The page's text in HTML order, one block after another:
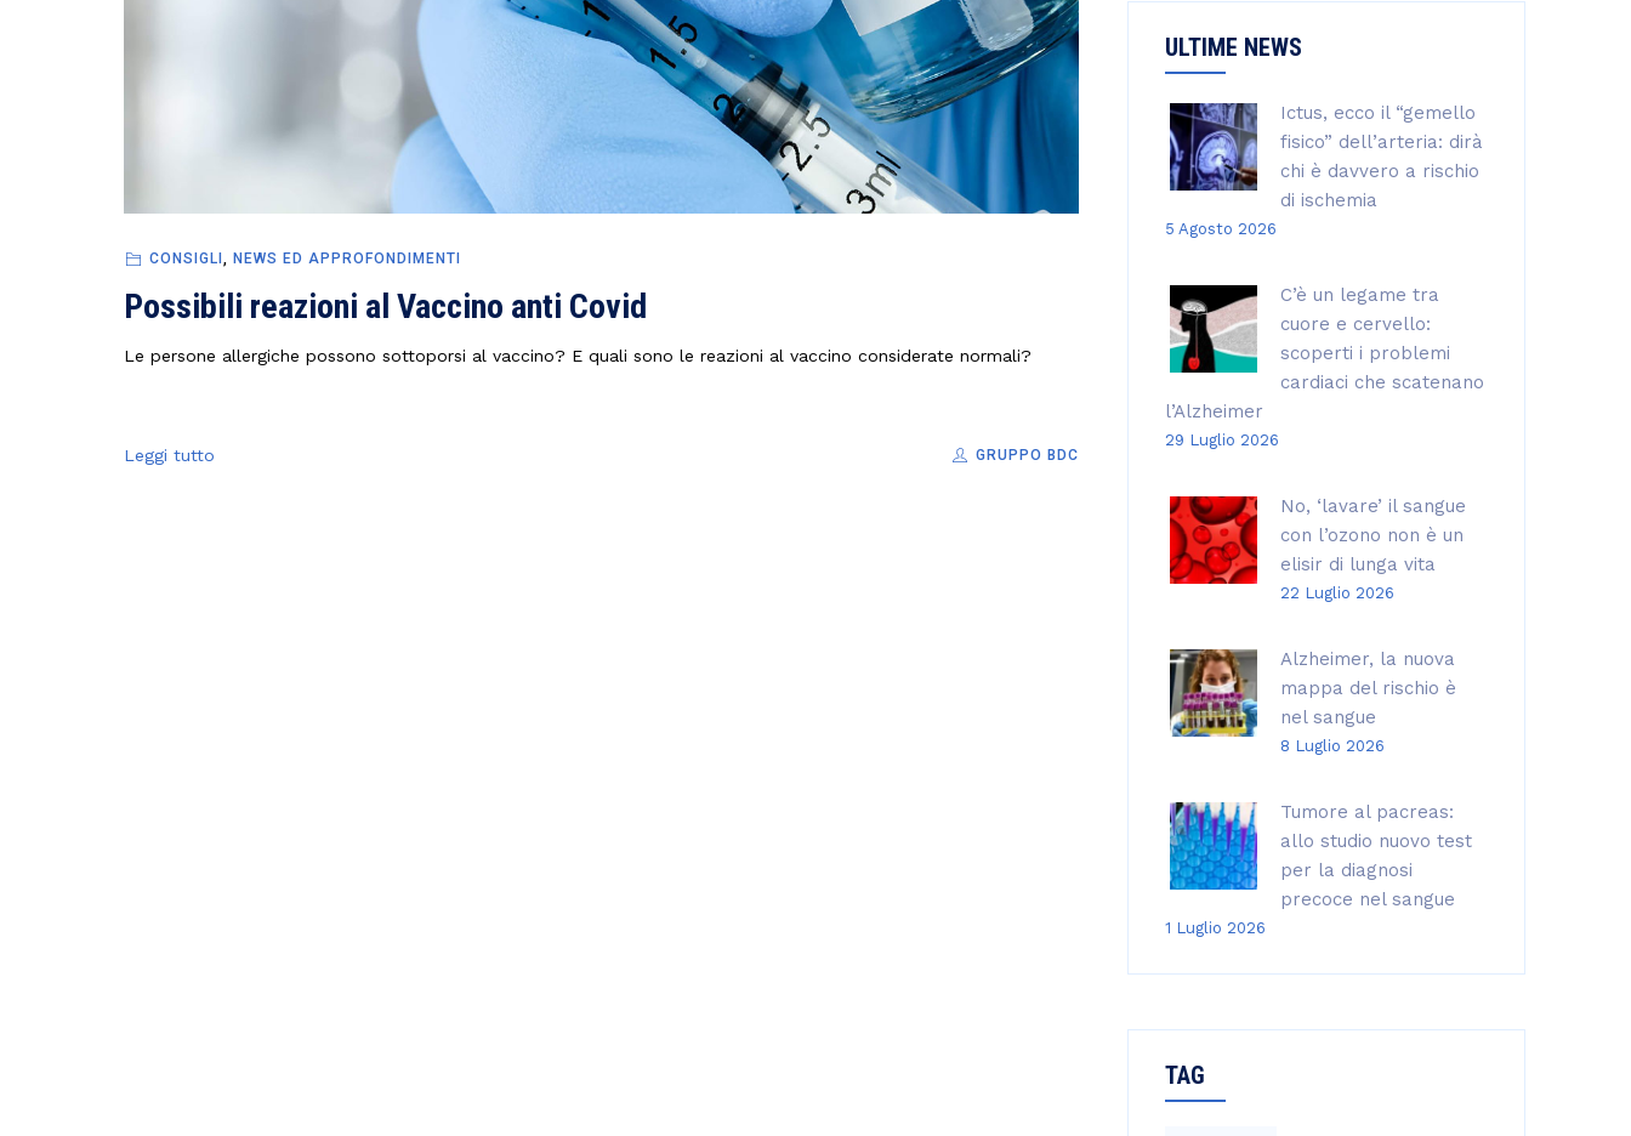
CONSIGLI NEWS ED APPROFONDIMENTI
Possibili reazioni al Vaccino anti Covid
Le persone allergiche possono sottoporsi al vaccino? E quali sono le reazioni al vaccino considerate normali?
Leggi tutto GRUPPO BDC
ULTIME NEWS
Ictus, ecco il “gemello
fisico” dell’arteria: dirà
chi è davvero a rischio
di ischemia
5 Agosto 2026
C’è un legame tra
cuore e cervello:
scoperti i problemi
cardiaci che scatenano
l’Alzheimer
29 Luglio 2026
No, ‘lavare’ il sangue
con l’ozono non è un
elisir di lunga vita
22 Luglio 2026
Alzheimer, la nuova
mappa del rischio è
nel sangue
8 Luglio 2026
Tumore al pacreas:
allo studio nuovo test
per la diagnosi
precoce nel sangue
1 Luglio 2026
TAG